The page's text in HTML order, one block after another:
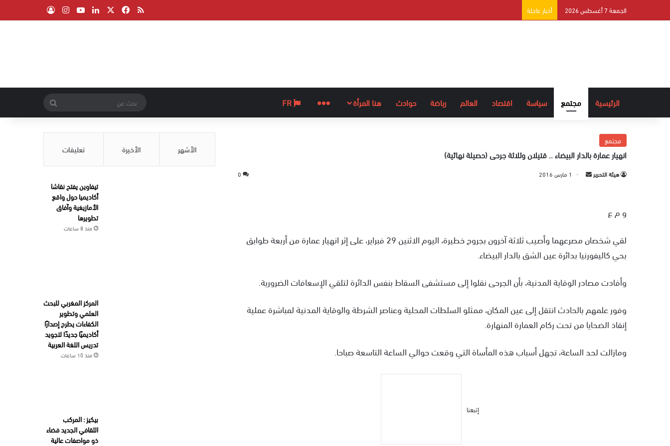
الجمعة 7 أغسطس 2026 أخبار عاجلة ملخص الموقع RSS
فيسبوك لينكدإن ‫YouTube
انستقرام
الرئيسية مجتمع سياسة اقتصاد العالم رياضة حوادث هنا المرأة المزيد
عن
مجتمع
انهيار عمارة بالدار البيضاء .. قتيلان وثلاثة جرحى (حصيلة نهائية)
هيئة التحرير
ي
د
إ
1 مارس 2016 0
و م ع
لقي شخصان مصرعهما وأصيب ثلاثة آخرون بجروح خطيرة، اليوم الاثنين 29 فبراير، على إثر انهيار عمارة من أربعة طوابق
بحي كاليفورنيا بدائرة عين الشق بالدار البيضاء.
وأفادت مصادر الوقاية المدنية، بأن الجرحى نقلوا إلى مستشفى السقاط بنفس الدائرة لتلقي الإسعافات الضرورية.
وفور علمهم بالحادث انتقل إلى عين المكان، ممثلو السلطات المحلية وعناصر الشرطة والوقاية المدنية لمباشرة عملية
إنقاذ الضحايا من تحت ركام العمارة المنهارة.
ومازالت لحد الساعة، تجهل أسباب هذه المأساة التي وقعت حوالي الساعة التاسعة صباحا.
إتبعنا
الأشهر الأخيرة تعليقات
تيفاوين يفتح نقاشا
أكاديميا حول واقع
الأمازيغية وآفاق
تطويرها
منذ 8 ساعات
المركز المغربي للبحث
العلمي وتطوير
الكفاءات يطرح إصدارًا
أكاديميًا جديدًا لتجويد
تدريس اللغة العربية
منذ 10 ساعات
بيكيز : المركب
الثقافي الجديد فضاء
ذو مواصفات عالية